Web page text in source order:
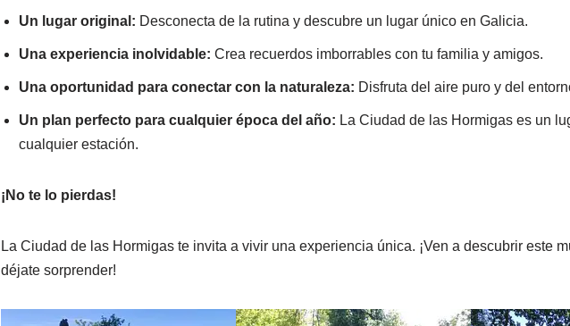
Un lugar original: Desconecta de la rutina y descubre un lugar único en Galicia.
Una experiencia inolvidable: Crea recuerdos imborrables con tu familia y amigos.
Una oportunidad para conectar con la naturaleza: Disfruta del aire puro y del
Un plan perfecto para cualquier época del año: La Ciudad de las Hormigas es un
cualquier estación.
¡No te lo pierdas!
La Ciudad de las Hormigas te invita a vivir una experiencia única. ¡Ven a descubrir este
déjate sorprender!